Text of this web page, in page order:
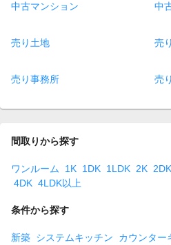
中古マンション 中
売り土地 売
売り事務所 売
間取りから探す
ワンルーム 1K 1DK 1LDK 2K 2DK
4DK 4LDK以上
条件から探す
新築 システムキッチン カウンター